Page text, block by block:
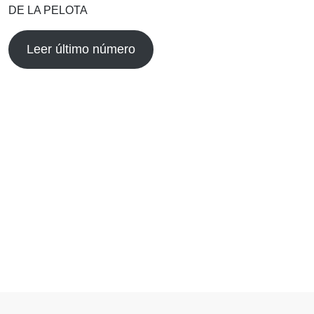
DE LA PELOTA
Leer último número